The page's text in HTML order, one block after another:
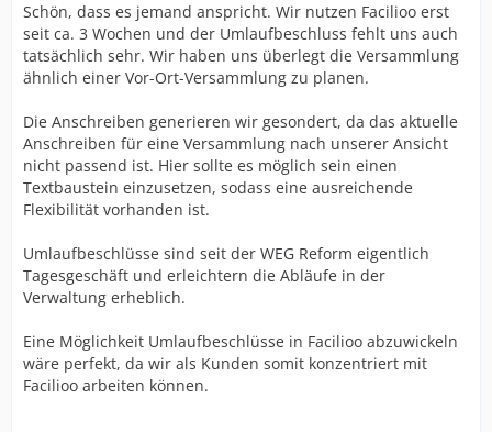
Schön, dass es jemand anspricht. Wir nutzen Facilioo erst
seit ca. 3 Wochen und der Umlaufbeschluss fehlt uns auch
tatsächlich sehr. Wir haben uns überlegt die Versammlung
ähnlich einer Vor-Ort-Versammlung zu planen.
Die Anschreiben generieren wir gesondert, da das aktuelle
Anschreiben für eine Versammlung nach unserer Ansicht
nicht passend ist. Hier sollte es möglich sein einen
Textbaustein einzusetzen, sodass eine ausreichende
Flexibilität vorhanden ist.
Umlaufbeschlüsse sind seit der WEG Reform eigentlich
Tagesgeschäft und erleichtern die Abläufe in der
Verwaltung erheblich.
Eine Möglichkeit Umlaufbeschlüsse in Facilioo abzuwickeln
wäre perfekt, da wir als Kunden somit konzentriert mit
Facilioo arbeiten können.